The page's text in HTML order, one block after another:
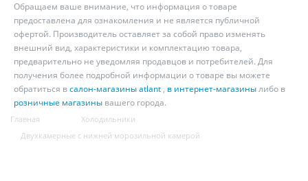
Обращаем ваше внимание, что информация о товаре
предоставлена для ознакомления и не является публичной
офертой. Производитель оставляет за собой право изменять
внешний вид, характеристики и комплектацию товара,
предварительно не уведомляя продавцов и потребителей. Для
получения более подробной информации о товаре вы можете
обратиться всалон-магазины atlant , в интернет-магазинылибо в
розничные магазины вашего города.
Главная
Холодильники
Двухкамерные с нижней морозильной камерой